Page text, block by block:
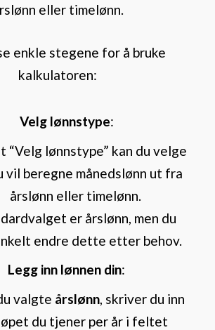
eller timelønn.
enkle stegene for å bruke
kalkulatoren:
Velg lønnstype:
“Velg lønnstype” kan du velge
vil beregne månedslønn ut fra
årslønn eller timelønn.
er årslønn, men du
endre dette etter behov.
Legg inn lønnen din:
valgte årslønn, skriver du inn
du tjener per år i feltet